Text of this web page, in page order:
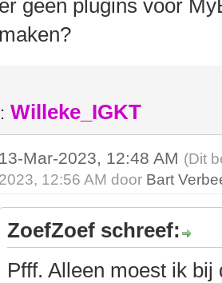
er geen plugins voor
maken?
Willeke_IGKT
13-Mar-2023, 12:48 AM (Dit
2023, 12:56 AM door Bart
ZoefZoef schreef:
Pfff. Alleen moest ik